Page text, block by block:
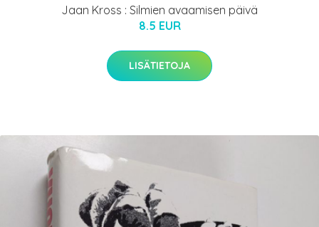
Jaan Kross : Silmien avaamisen päivä
8.5 EUR
LISÄTIETOJA